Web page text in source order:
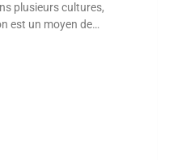
plusieurs cultures,
est un moyen de